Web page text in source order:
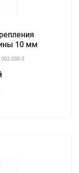
10 мм